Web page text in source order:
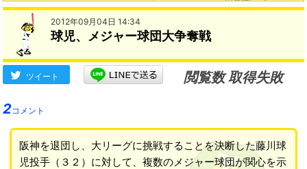
2012年09月04日 14:34
球児、メジャー球団大争奪戦
ツイート
閲覧数 取得失敗
2コメント
阪神を退団し、大リーグに挑戦することを決断した藤川球
児投手（３２）に対して、複数のメジャー球団が関心を示